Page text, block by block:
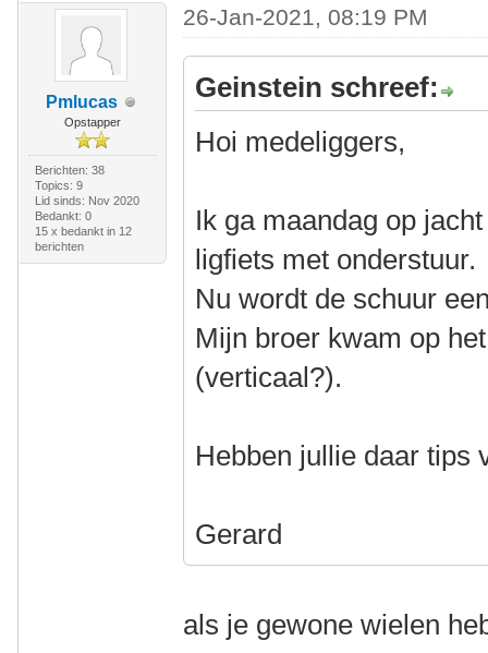
Pmlucas
Opstapper
Berichten: 38
Topics: 9
Lid sinds: Nov 2020
Bedankt: 0
15 x bedankt in 12
berichten
26-Jan-2021, 08:19 PM
Geinstein schreef:
Hoi medeliggers,
Ik ga maandag op
ligfiets met onderstuur.
Nu wordt de schuur
Mijn broer kwam op
(verticaal?).
Hebben jullie daar tips
Gerard
als je gewone wielen